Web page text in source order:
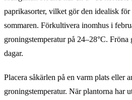
paprikasorter, vilket gör den idealisk för
sommaren. Förkultivera inomhus i
groningstemperatur på 24–28°C.
dagar.
Placera såkärlen på en varm plats eller
groningstemperatur. När plantorna har